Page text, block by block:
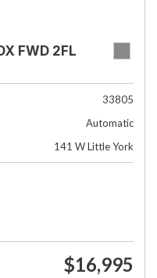
FWD 2FL
33805
Automatic
141 W Little York
$16,995